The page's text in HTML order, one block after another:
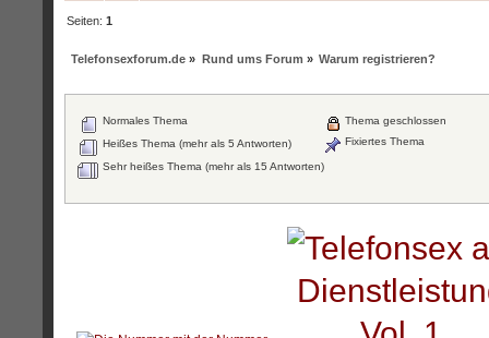
Seiten:1
Telefonsexforum.de » Rund ums Forum » Warum registrieren?
Normales Thema
Heißes Thema (mehr als 5 Antworten)
Sehr heißes Thema (mehr als 15 Antworten)
Thema geschlossen
Fixiertes Thema